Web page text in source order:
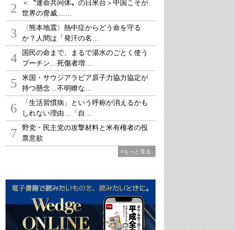
2
＜〝運命共同体〟の日米台＞中国こそが
世界の脅威....…
3
〈熊本地震〉熱中症からどう命を守る
か？人間は「発汗の名…
4
国民の命まで、まるで湯水のごとく使う
プーチン…死傷者増…
5
米国・サウジアラビア原子力協力協定が
持つ懸念…不明瞭な…
6
「生活習慣病」という呼称が消えるかも
しれない理由…「自…
7
野党・民主党の攻撃材料と米有権者の投
票意欲
»もっと見る